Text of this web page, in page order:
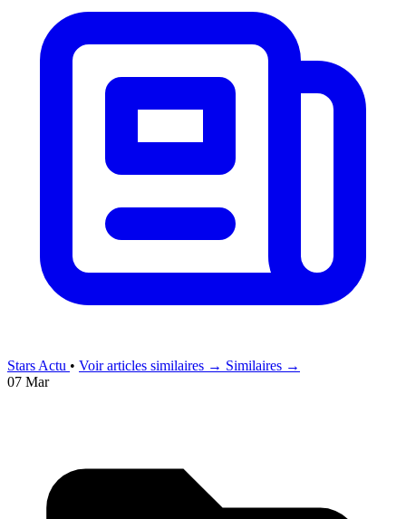
Stars Actu • Voir articles similaires → Similaires →
07 Mar